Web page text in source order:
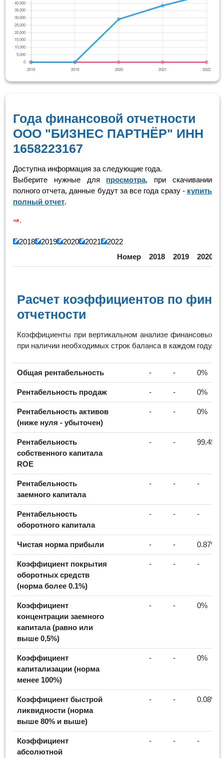
Года финансовой отчетности
ООО "БИЗНЕС ПАРТНЁР" ИНН
1658223167
Доступна информация за следующие года.
Выберите нужные для просмотра, при скачивании
полного отчета, данные будут за все года сразу - купить
полный отчет.
2018 2019 2020 2021
2022
Номер
2018 2019 2020
Расчет коэффициентов по
отчетности
Коэффициенты при вертикальном анализе финансовых
при наличии необходимых строк баланса в каждом году.
Общая рентабельность - - 0%
Рентабельность продаж - - 0%
Рентабельность активов
(ниже нуля - убыточен)
- - 0%
Рентабельность
собственного капитала
ROE
- - 99.45%
Рентабельность
заемного капитала
- - -
Рентабельность
оборотного капитала
- - -
Чистая норма прибыли - - 0.87%
Коэффициент покрытия
оборотных средств
(норма более 0.1%)
- - -
Коэффициент
концентрации заемного
капитала (равно или
выше 0,5%)
- - 0%
Коэффициент
капитализации (норма
менее 100%)
- - 0%
Коэффициент быстрой
ликвидности (норма
выше 80% и выше)
- - 0.08%
Коэффициент
абсолютной
- - -